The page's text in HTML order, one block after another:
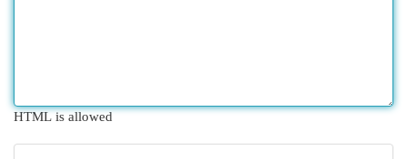
HTML is allowed